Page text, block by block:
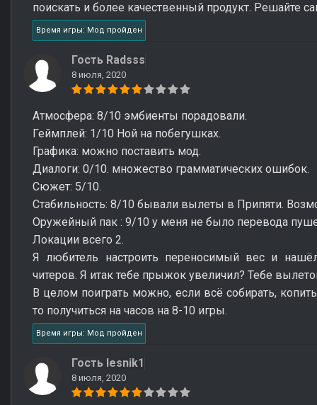
поискать и более качественный продукт. Решайте
Время игры: Мод пройден
Гость Radsss
8 июля, 2020
Атмосфера: 8/10 эмбиенты порадовали.
Геймплей: 1/10 Ной на побегушках.
Графика: можно поставить мод.
Диалоги: 0/10. множество грамматических ошибок.
Сюжет: 5/10.
Стабильность: 8/10 бывали вылеты в Припяти.
Оружейный пак : 9/10 у меня не было перевода
Локации всего 2.
Я любитель настроить переносимый вес и
читеров. Я итак тебе прыжок увеличил? Тебе
В целом поиграть можно, если всё собирать,
то получиться на часов на 8-10 игры.
Время игры: Мод пройден
Гость lesnik1
8 июля, 2020